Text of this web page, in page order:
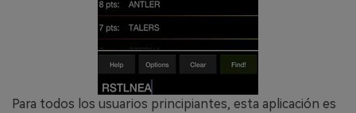
Para todos los usuarios principiantes, esta aplicación es